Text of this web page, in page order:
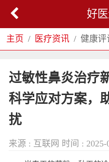
好
主页 医疗资讯 健康评
过敏性鼻炎治疗
科学应对方案，
扰
来源 : 互联网 时间 : 2025-